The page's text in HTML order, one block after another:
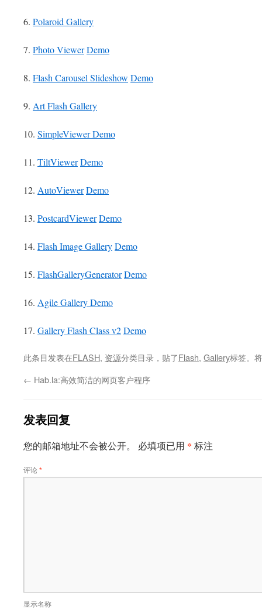
6. Polaroid Gallery
7. Photo ViewerDemo
8. Flash Carousel Slideshow Demo
9. Art Flash Gallery
10. SimpleViewerDemo
11. TiltViewerDemo
12. AutoViewerDemo
13. PostcardViewerDemo
14. Flash Image GalleryDemo
15. FlashGalleryGeneratorDemo
16. Agile GalleryDemo
17. Gallery Flash Class v2Demo
此条目发表在FLASH, 资源分类目录，贴了Flash, Gallery标签。将
← Hab.la:高效简洁的网页客户程序
发表回复
您的邮箱地址不会被公开。 必填项已用 * 标注
评论*
显示名称